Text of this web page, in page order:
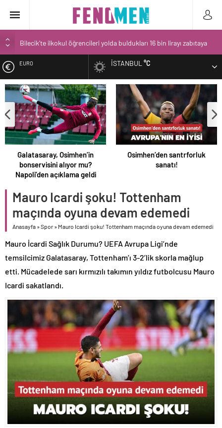
Bilecik’te ilkokul öğrencileri yolda buldukları 16 bin lirayı zabıtaya
Narin’in babası Arif Güran ambulans ile hastaneye götürüldü
Spor salonu işletmecisinin 3 yaşındaki oğlunun gözü önünde
öldürülmesi kamerada
Narin Güran davasında 2. gün! Aramalarda bulunan kırmızı terlik
soruldu
Narin Güran cinayeti sonrası gizli bir toplantı mı yapıldı?
EURO
ALTIN
BIST
DOLAR
İSTANBUL°C
Osimhen’den santrforluk
sanatı!
Thomas Reis: Ligin en iyi
Galatasaray
Mauro Icardi şoku! Tottenham
maçında oyuna devam edemedi
Anasayfa »Spor » Mauro Icardi şoku! Tottenham maçında oyuna devam edemedi
Mauro İcardi Sağlık Durumu? UEFA Avrupa Ligi’nde
temsilcimiz Galatasaray, Tottenham’ı 3-2’lik skorla mağlup
etti. Mücadelede sarı kırmızılı takımın yıldız futbolcusu Mauro
Icardi sakatlandı.